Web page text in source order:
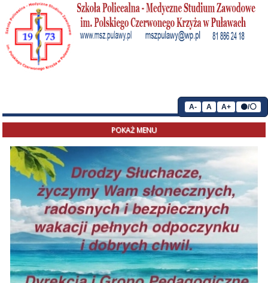
POKAŻ MENU
A- A A+ ⚫/⚪